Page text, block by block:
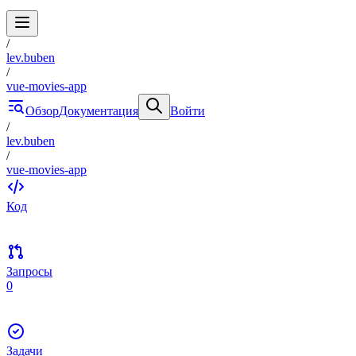
/
lev.buben
/
vue-movies-app
ОбзорДокументация
Войти
/
lev.buben
/
vue-movies-app
Код
Запросы
0
Задачи